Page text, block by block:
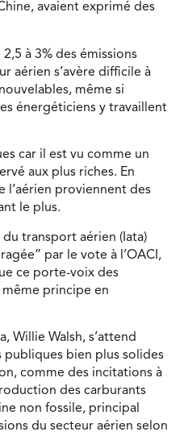
avaient exprimé des
à 3% des émissions
aérien s’avère difficile à
même si
énergéticiens y travaillent
car il est vu comme un
aux plus riches. En
l’aérien proviennent des
le plus.
transport aérien (Iata)
par le vote à l’OACI,
ce porte-voix des
principe en
Willie Walsh, s’attend
publiques bien plus solides
comme des incitations à
des carburants
non fossile, principal
du secteur aérien selon